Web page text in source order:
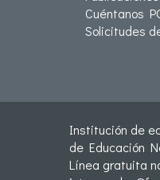
Cuéntanos
Solicitudes
Institución de
de Educación
Línea gratuita